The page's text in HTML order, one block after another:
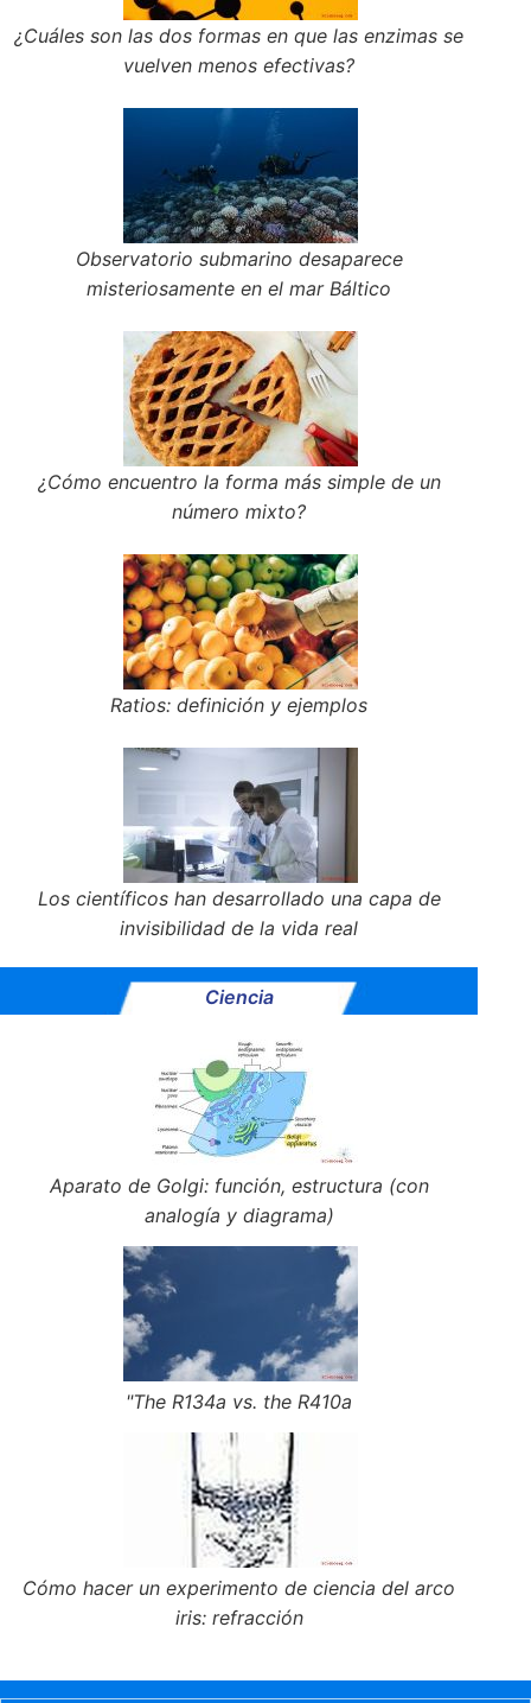
¿Cuáles son las dos formas en que las enzimas se
vuelven menos efectivas?
Observatorio submarino desaparece
misteriosamente en el mar Báltico
¿Cómo encuentro la forma más simple de un
número mixto?
Ratios: definición y ejemplos
Los científicos han desarrollado una capa de
invisibilidad de la vida real
Ciencia
Aparato de Golgi: función, estructura (con
analogía y diagrama)
"The R134a vs. the R410a
Cómo hacer un experimento de ciencia del arco
iris: refracción